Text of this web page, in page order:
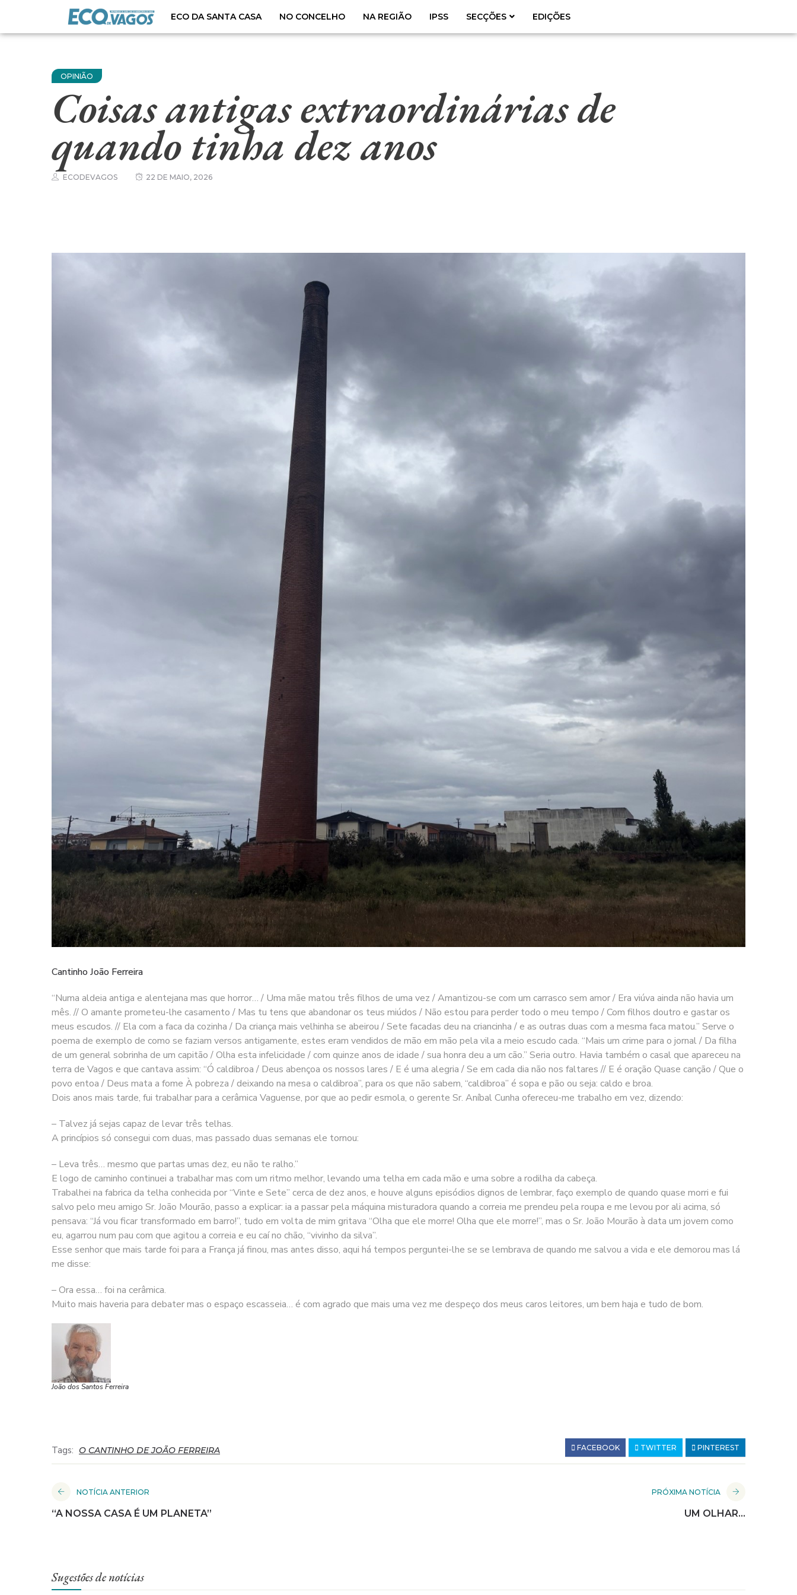
ECO DA SANTA CASA NO CONCELHO NA REGIÃO IPSS SECÇÕES EDIÇÕES
OPINIÃO
Coisas antigas extraordinárias de
quando tinha dez anos
ECODEVAGOS 22 DE MAIO, 2026
Cantinho João Ferreira
“Numa aldeia antiga e alentejana mas que horror… / Uma mãe matou três filhos de uma vez / Amantizou-se com um carrasco sem amor / Era viúva ainda não havia um
mês. // O amante prometeu-lhe casamento / Mas tu tens que abandonar os teus miúdos / Não estou para perder todo o meu tempo / Com filhos doutro e gastar os
meus escudos. // Ela com a faca da cozinha / Da criança mais velhinha se abeirou / Sete facadas deu na criancinha / e as outras duas com a mesma faca matou.” Serve o
poema de exemplo de como se faziam versos antigamente, estes eram vendidos de mão em mão pela vila a meio escudo cada. “Mais um crime para o jornal / Da filha
de um general sobrinha de um capitão / Olha esta infelicidade / com quinze anos de idade / sua honra deu a um cão.” Seria outro. Havia também o casal que apareceu na
terra de Vagos e que cantava assim: “Ó caldibroa / Deus abençoa os nossos lares / E é uma alegria / Se em cada dia não nos faltares // E é oração Quase canção / Que o
povo entoa / Deus mata a fome À pobreza / deixando na mesa o caldibroa”, para os que não sabem, “caldibroa” é sopa e pão ou seja: caldo e broa.
Dois anos mais tarde, fui trabalhar para a cerâmica Vaguense, por que ao pedir esmola, o gerente Sr. Aníbal Cunha ofereceu-me trabalho em vez, dizendo:
– Talvez já sejas capaz de levar três telhas.
A princípios só consegui com duas, mas passado duas semanas ele tornou:
– Leva três… mesmo que partas umas dez, eu não te ralho.”
E logo de caminho continuei a trabalhar mas com um ritmo melhor, levando uma telha em cada mão e uma sobre a rodilha da cabeça.
Trabalhei na fabrica da telha conhecida por “Vinte e Sete” cerca de dez anos, e houve alguns episódios dignos de lembrar, faço exemplo de quando quase morri e fui
salvo pelo meu amigo Sr. João Mourão, passo a explicar: ia a passar pela máquina misturadora quando a correia me prendeu pela roupa e me levou por ali acima, só
pensava: “Já vou ficar transformado em barro!”, tudo em volta de mim gritava “Olha que ele morre! Olha que ele morre!”, mas o Sr. João Mourão à data um jovem como
eu, agarrou num pau com que agitou a correia e eu caí no chão, “vivinho da silva”.
Esse senhor que mais tarde foi para a França já finou, mas antes disso, aqui há tempos perguntei-lhe se se lembrava de quando me salvou a vida e ele demorou mas lá
me disse:
– Ora essa… foi na cerâmica.
Muito mais haveria para debater mas o espaço escasseia… é com agrado que mais uma vez me despeço dos meus caros leitores, um bem haja e tudo de bom.
João dos Santos Ferreira
Tags: O CANTINHO DE JOÃO FERREIRA FACEBOOK TWITTER PINTEREST
NOTÍCIA ANTERIOR
“A NOSSA CASA É UM PLANETA”
PRÓXIMA NOTÍCIA
UM OLHAR…
Sugestões de notícias